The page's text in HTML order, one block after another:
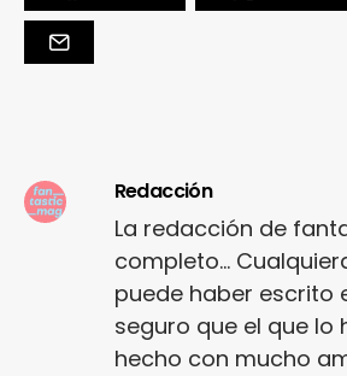
Redacción
La redacción de
completo...
puede haber escrito
seguro que el que lo
hecho con mucho